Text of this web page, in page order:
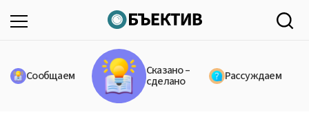
Сообщаем Сказано –
сделано Рассуждаем